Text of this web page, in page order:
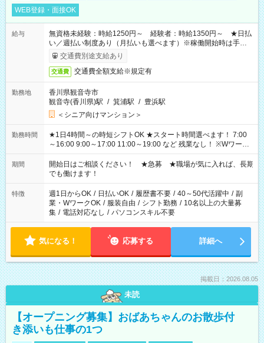
WEB登録・面接OK
給与
無資格未経験：時給1250円～ 経験者：時給1350円～ ★日払
い／週払い制度あり（月払いも選べます）※稼働開始時は手続き
完了次第のお支払いとなります。
交通費別途支給あり
交通費 交通費全額支給※規定有
勤務地
香川県観音寺市
観音寺(香川県)駅 / 箕浦駅 / 豊浜駅
＜シニア向けマンション＞
勤務時間
★1日4時間～の時短シフトOK ★スタート時間選べます！ 7:00
～16:00 9:00～17:00 11:00～19:00 など 残業なし！ ※Wワーク
の場合、他のお仕事と合わせ週40時間超の就業はご案内できま
せん ※法令に基づき、週20時間以上勤務は社会保険への加入対
象となります ※労働者派遣法（日雇い派遣の原則禁止）によ
り、短時間・短期間の就業はご案内が難しい場合があります
期間
開始日はご相談ください！ ★急募 ★職場が気に入れば、長期
でも働けます！
特徴 週1日からOK / 日払いOK / 履歴書不要 / 40～50代活躍中 / 副
業・WワークOK / 服装自由 / シフト勤務 / 10名以上の大量募
集 / 電話対応なし / パソコンスキル不要
気になる！ 応募する 詳細へ
掲載日：2026.08.05
未読
【オープニング募集】おばあちゃんのお散歩付
き添いも仕事の1つ